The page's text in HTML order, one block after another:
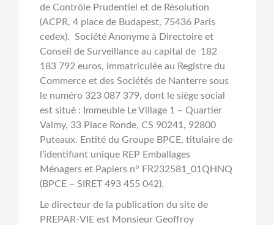
de Contrôle Prudentiel et de Résolution
(ACPR, 4 place de Budapest, 75436 Paris
cedex). Société Anonyme à Directoire et
Conseil de Surveillance au capital de 182
183 792 euros, immatriculée au Registre du
Commerce et des Sociétés de Nanterre sous
le numéro 323 087 379, dont le siège social
est situé : Immeuble Le Village 1 – Quartier
Valmy, 33 Place Ronde, CS 90241, 92800
Puteaux. Entité du Groupe BPCE, titulaire de
l’identifiant unique REP Emballages
Ménagers et Papiers n° FR232581_01QHNQ
(BPCE – SIRET 493 455 042).
Le directeur de la publication du site de
PREPAR-VIE est Monsieur Geoffroy